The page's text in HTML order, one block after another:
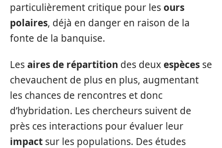
particulièrement critique pour lesours
polaires, déjà en danger en raison de la
fonte de la banquise.
Lesaires de répartition des deuxespèces se
chevauchent de plus en plus, augmentant
les chances de rencontres et donc
d’hybridation. Les chercheurs suivent de
près ces interactions pour évaluer leur
impact sur les populations. Des études